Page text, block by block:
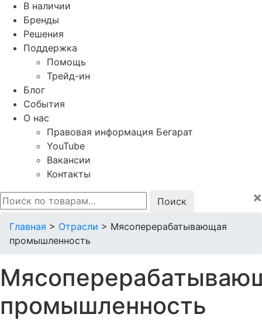
В наличии
Бренды
Решения
Поддержка
Помощь
Трейд-ин
Блог
События
О нас
Правовая информация Бегарат
YouTube
Вакансии
Контакты
Искать:
×
Главная > Отрасли > Мясоперерабатывающая
промышленность
промышленность